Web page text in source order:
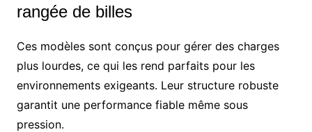
rangée de billes
Ces modèles sont conçus pour gérer des charges
plus lourdes, ce qui les rend parfaits pour les
environnements exigeants. Leur structure robuste
garantit une performance fiable même sous
pression.